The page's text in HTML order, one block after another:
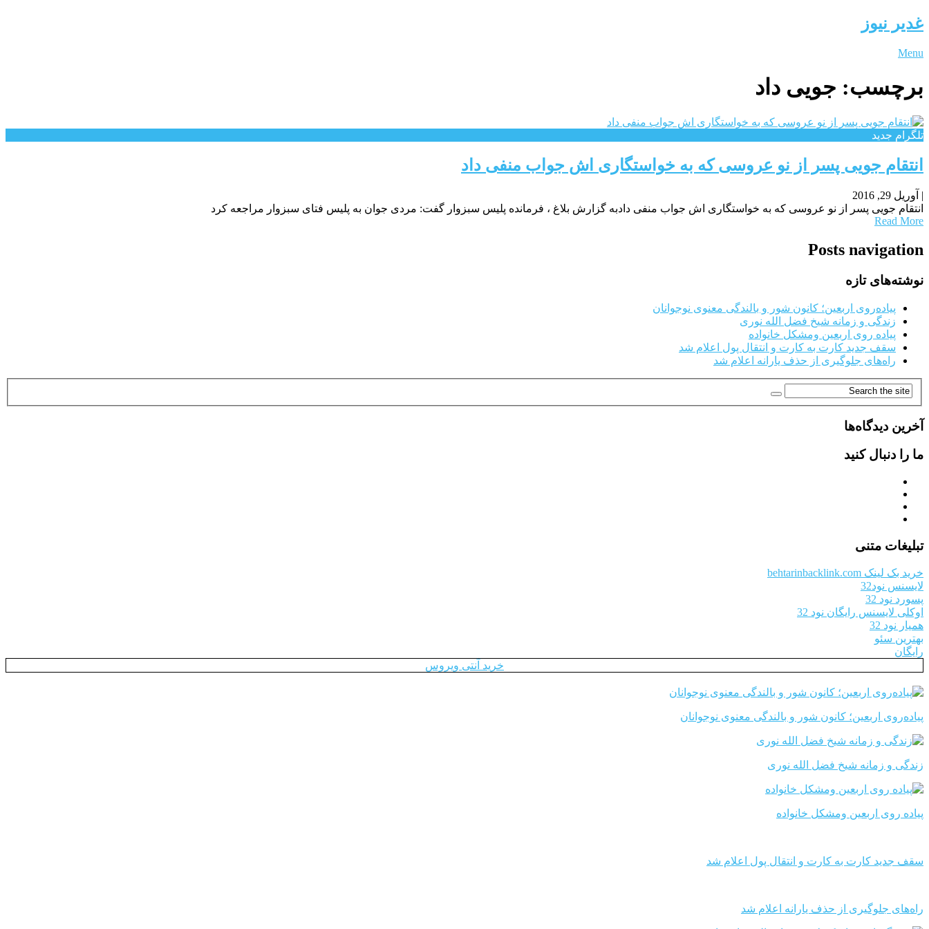
غدیر نیوز
Menu
برچسب: جویی داد
تلگرام جدید
انتقام جویی پسر از نو عروسی که به خواستگاری اش جواب منفی داد
| آوریل 29, 2016
انتقام جویی پسر از نو عروسی که به خواستگاری اش جواب منفی دادبه گزارش بلاغ ، فرمانده پلیس سبزوار گفت: مردی جوان به پلیس فتای سبزوار مراجعه کرد
Read More
Posts navigation
نوشته‌های تازه
پیاده‌روی اربعین؛ کانون شور و بالندگی معنوی نوجوانان
زندگی و زمانه شیخ فضل الله نوری
پیاده روی اربعین ومشکل خانواده
سقف جدید کارت به کارت و انتقال پول اعلام شد
راه‌های جلوگیری از حذف یارانه اعلام شد
آخرین دیدگاه‌ها
ما را دنبال کنید
تبلیغات متنی
خرید بک لینک behtarinbacklink.com
لایسنس نود32
پسورد نود 32
اوکلی لایسنس رایگان نود 32
همیار نود 32
بهترین سئو
رایگان
خرید آنتی ویروس
پیاده‌روی اربعین؛ کانون شور و بالندگی معنوی نوجوانان
زندگی و زمانه شیخ فضل الله نوری
پیاده روی اربعین ومشکل خانواده
سقف جدید کارت به کارت و انتقال پول اعلام شد
راه‌های جلوگیری از حذف یارانه اعلام شد